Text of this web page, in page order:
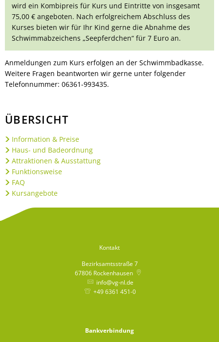
wird ein Kombipreis für Kurs und Eintritte von insgesamt
75,00 € angeboten. Nach erfolgreichem Abschluss des
Kurses bieten wir für Ihr Kind gerne die Abnahme des
Schwimmabzeichens „Seepferdchen“ für 7 Euro an.
Anmeldungen zum Kurs erfolgen an der Schwimmbadkasse.
Weitere Fragen beantworten wir gerne unter folgender
Telefonnummer: 06361-993435.
ÜBERSICHT
Information & Preise
Haus- und Badeordnung
Attraktionen & Ausstattung
Funktionsweise
FAQ
Kursangebote
Kontakt
Bezirksamtsstraße 7
67806 Rockenhausen
info@vg-nl.de
+49 6361 451-0
Bankverbindung